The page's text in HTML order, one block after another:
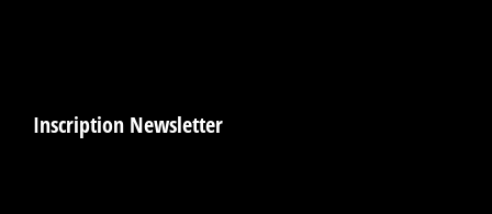
Inscription Newsletter